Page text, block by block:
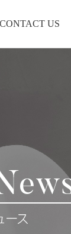
CONTACT US